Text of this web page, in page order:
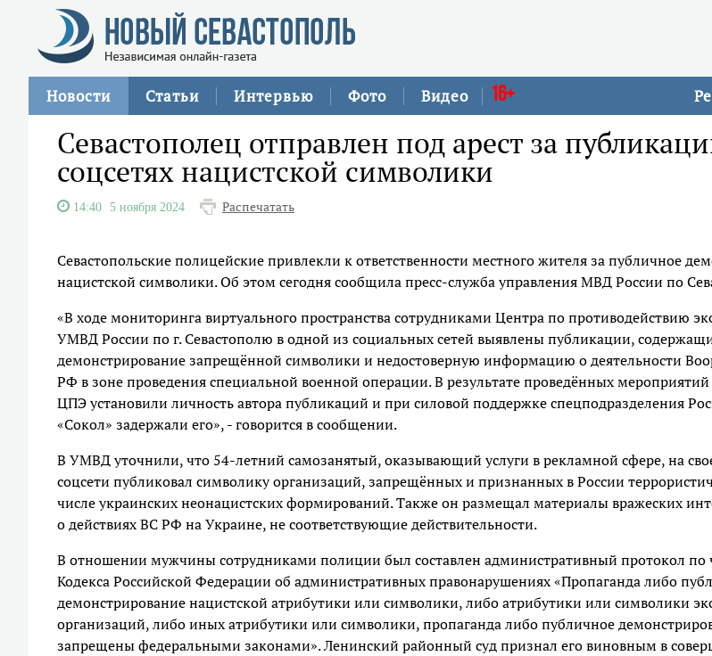
Новости Статьи Интервью Фото Видео 16+
Севастополец отправлен под арест за
соцсетях нацистской символики
14:40 5 ноября 2024 Распечатать
Севастопольские полицейские привлекли к ответственности местного жителя за публичное
нацистской символики. Об этом сегодня сообщила пресс-служба управления МВД России по
«В ходе мониторинга виртуального пространства сотрудниками Центра по противодействию
УМВД России по г. Севастополю в одной из социальных сетей выявлены публикации,
демонстрирование запрещённой символики и недостоверную информацию о деятельности
РФ в зоне проведения специальной военной операции. В результате проведённых
ЦПЭ установили личность автора публикаций и при силовой поддержке спецподразделения
«Сокол» задержали его», - говорится в сообщении.
В УМВД уточнили, что 54-летний самозанятый, оказывающий услуги в рекламной сфере, на
соцсети публиковал символику организаций, запрещённых и признанных в России
числе украинских неонацистских формирований. Также он размещал материалы вражеских
о действиях ВС РФ на Украине, не соответствующие действительности.
В отношении мужчины сотрудниками полиции был составлен административный протокол по
Кодекса Российской Федерации об административных правонарушениях «Пропаганда либо
демонстрирование нацистской атрибутики или символики, либо атрибутики или символики
организаций, либо иных атрибутики или символики, пропаганда либо публичное
запрещены федеральными законами». Ленинский районный суд признал его виновным в